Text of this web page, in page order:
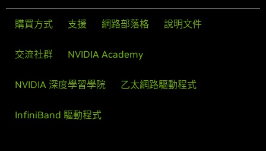
購買方式 支援 網路部落格 說明文件
交流社群 NVIDIA Academy
NVIDIA 深度學習學院 乙太網路驅動程式
InfiniBand 驅動程式